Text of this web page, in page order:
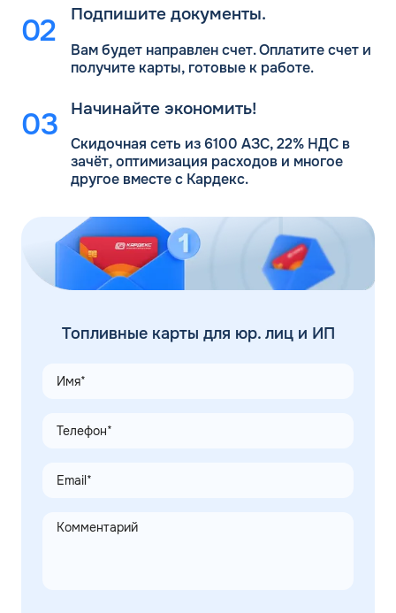
Подпишите документы.
Вам будет направлен счет. Оплатите счет и
получите карты, готовые к работе.
Начинайте экономить!
Скидочная сеть из 6100 АЗС, 22% НДС в
зачёт, оптимизация расходов и многое
другое вместе с Кардекс.
Топливные карты для юр. лиц и ИП